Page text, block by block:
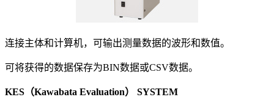
连接主体和计算机，可输出测量数据的波形和数值。
可将获得的数据保存为BIN数据或CSV数据。
KES（Kawabata Evaluation） SYSTEM